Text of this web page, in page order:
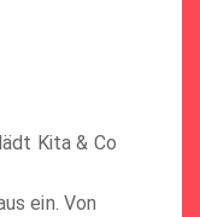
Kita & Co
ein. Von